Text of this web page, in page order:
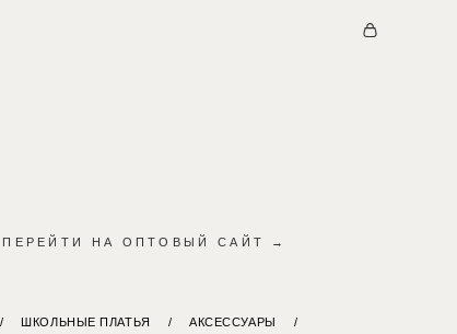
ПЕРЕЙТИ НА ОПТОВЫЙ САЙТ →
/ ШКОЛЬНЫЕ ПЛАТЬЯ / АКСЕССУАРЫ
/